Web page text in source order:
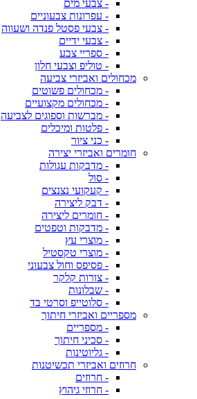
- צבעי מים
- עפרונות צבעוניים
- צבעי פסטל פנדה ושעווה
- צבעי ידיים
- ספריי צבע
- טוליפ וצבעי חלון
מכחולים ואביזרי צביעה
- מכחולים פשוטים
- מכחולים מקצועיים
- מברשות וספוגים לצביעה
- פלטות ומיכלים
- כני ציור
חומרים ואביזרי יצירה
- מדבקות עגולות
- סול
- קעקועי נצנצים
- דבק ליצירה
- חומרים ליצירה
- מדבקות וטפטים
- מוצרי עץ
- מוצרי טקסטיל
- פסיפס וחול צבעוני
- צורות קלקר
- שבלונות
- סלוטייפ וסרטי בד
מספריים ואביזרי חיתוך
- מספריים
- סכיני חיתוך
- גליוטינות
חרוזים ואביזרי תכשיטנות
- חרוזים
- חרוזי גיהוץ